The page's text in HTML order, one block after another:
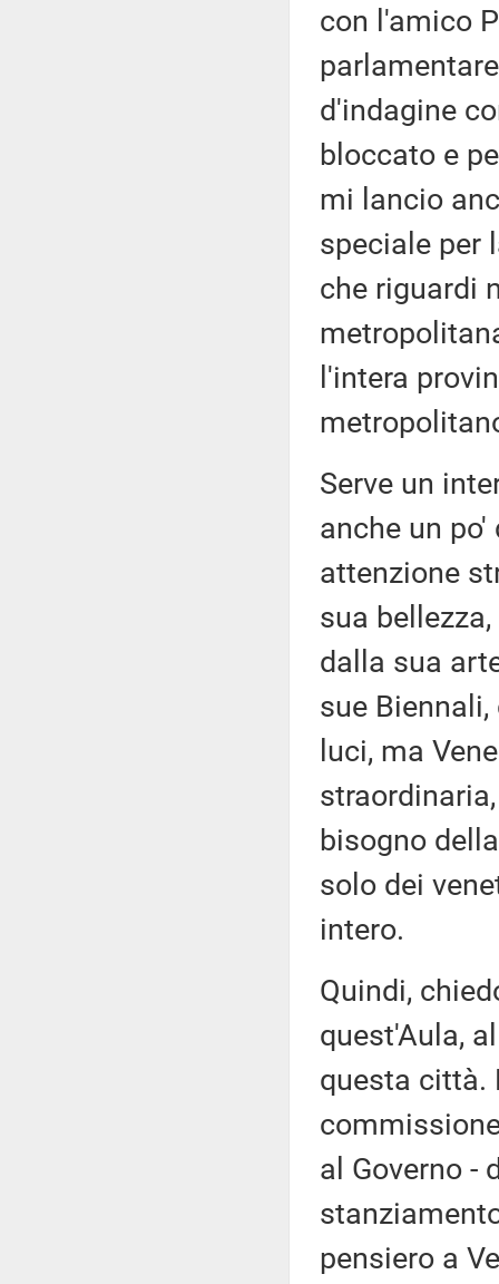
con l'amico
d'indagine
bloccato e
mi lancio
speciale per
che riguardi
l'intera
Serve un
anche un
attenzione
sua
dalla sua
sue
luci, ma
bisogno
solo dei
intero.
Quindi,
quest'Aula,
questa città.
al Governo -
pensiero a